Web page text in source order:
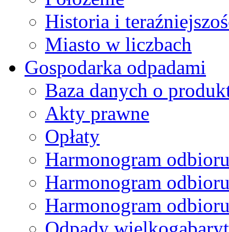
Historia i
Miasto w liczbach
Gospodarka odpadami
Baza danych o
Akty prawne
Opłaty
Harmonogram
Harmonogram
Harmonogram